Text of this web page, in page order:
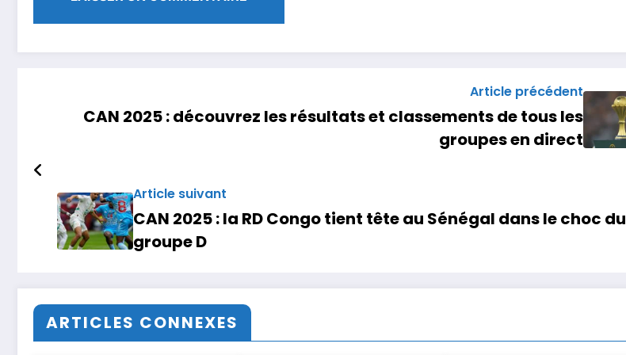
Article précédent
CAN 2025 : découvrez les résultats et classements de tous les
groupes en direct
Article suivant
CAN 2025 : la RD Congo tient tête au Sénégal dans le choc du
groupe D
ARTICLES CONNEXES